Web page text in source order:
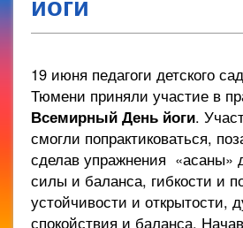
19 июня педагоги детского
Тюмени приняли участие в
Всемирный День йоги.
смогли попрактиковаться,
сделав упражнения «асаны»
силы и баланса, гибкости и
устойчивости и открытости,
спокойствия и баланса.